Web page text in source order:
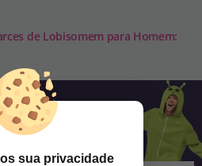
de Lobisomem para Homem:
tudo antes de
sua privacidade